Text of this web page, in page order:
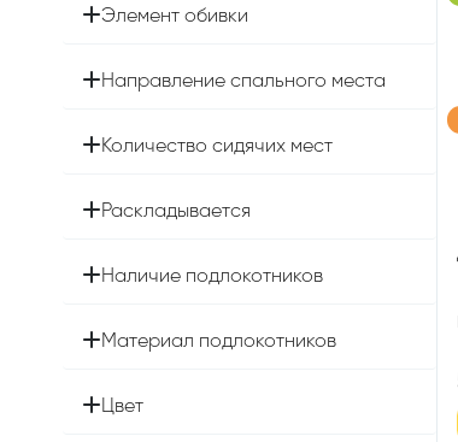
Элемент обивки
Направление спального места
Количество сидячих мест
Раскладывается
Наличие подлокотников
Материал подлокотников
Цвет